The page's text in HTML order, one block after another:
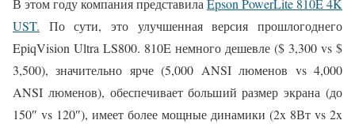
В этом году компания представилаEpson PowerLite 810E 4K
UST. По сути, это улучшенная версия прошлогоднего
EpiqVision Ultra LS800. 810E немного дешевле ($ 3,300 vs $
3,500), значительно ярче (5,000 ANSI люменов vs 4,000
ANSI люменов), обеспечивает больший размер экрана (до
150″ vs 120″), имеет более мощные динамики (2x 8Вт vs 2x